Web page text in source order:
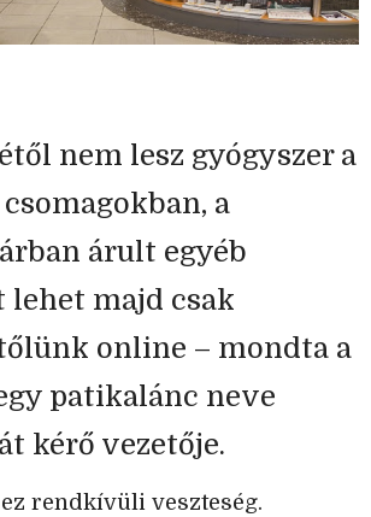
nem lesz gyógyszer a
a
árult egyéb
lehet majd csak
online – mondta a
patikalánc neve
kérő vezetője.
rendkívüli veszteség.